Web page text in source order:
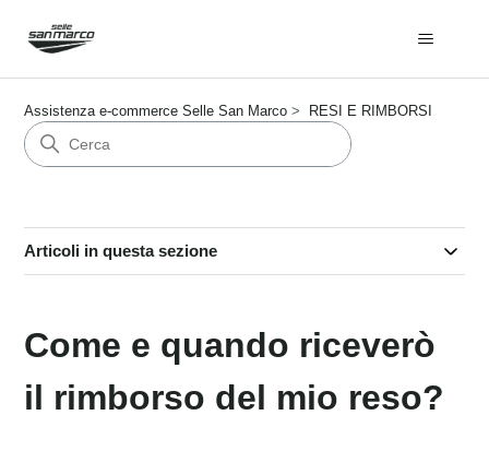
Assistenza e-commerce Selle San Marco RESI E RIMBORSI
Articoli in questa sezione
Come e quando riceverò
il rimborso del mio reso?